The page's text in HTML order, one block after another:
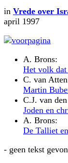
in Vrede over
april 1997
A. Brons:
Het volk
C. van
Martin
C.J. van
Joden en
A. Brons:
De Talliet
- geen tekst